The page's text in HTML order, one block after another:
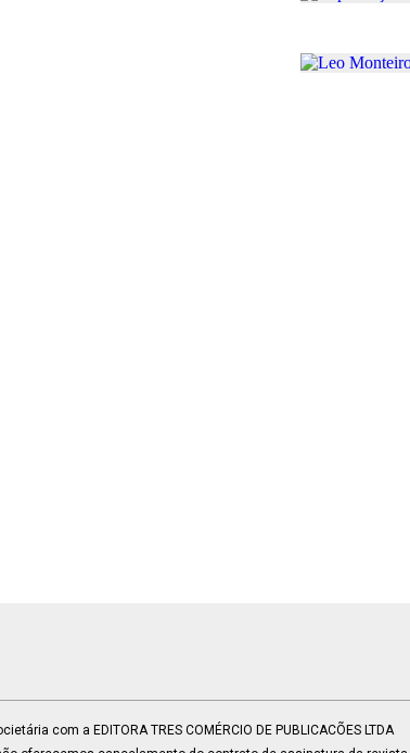
com a EDITORA TRES COMÉRCIO DE PUBLICACÕES LTDA